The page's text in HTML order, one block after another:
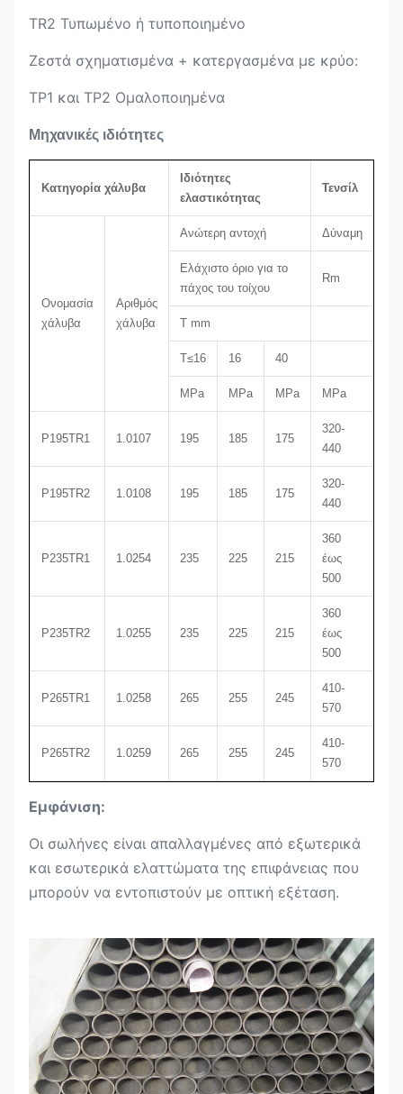
TR2 Τυπωμένο ή τυποποιημένο
Ζεστά σχηματισμένα + κατεργασμένα με κρύο:
ΤΡ1 και ΤΡ2 Ομαλοποιημένα
Μηχανικές ιδιότητες
Κατηγορία χάλυβα
Ιδιότητες
ελαστικότητας
Τενσίλ
Ονομασία
χάλυβα
Αριθμός
χάλυβα
Ανώτερη αντοχή Δύναμη
Ελάχιστο όριο για το
πάχος του τοίχου
Rm
T mm
T≤16 16 40
MPa MPa MPa MPa
P195TR1 1.0107 195 185 175
320-
440
P195TR2 1.0108 195 185 175
320-
440
P235TR1 1.0254 235 225 215
360
έως
500
P235TR2 1.0255 235 225 215
360
έως
500
P265TR1 1.0258 265 255 245
410-
570
P265TR2 1.0259 265 255 245
410-
570
Εμφάνιση:
Οι σωλήνες είναι απαλλαγμένες από εξωτερικά
και εσωτερικά ελαττώματα της επιφάνειας που
μπορούν να εντοπιστούν με οπτική εξέταση.